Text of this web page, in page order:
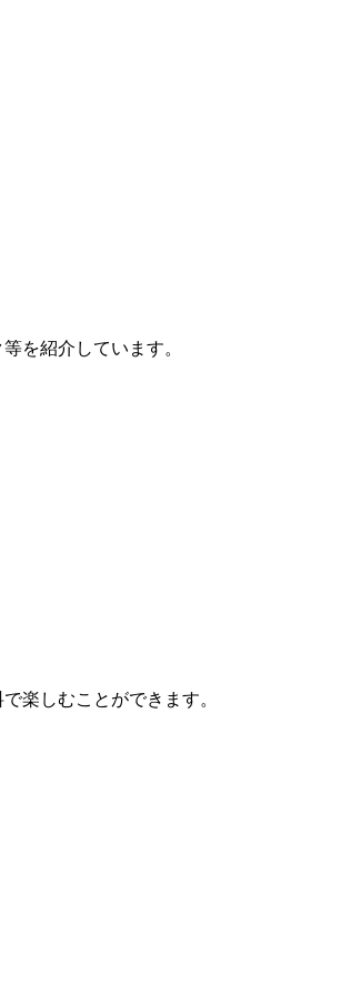
を紹介しています。
楽しむことができます。